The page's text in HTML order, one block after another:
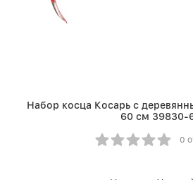
Набор косца Косарь с
60 см 39830-
0